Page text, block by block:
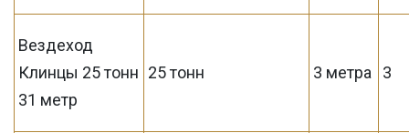
Вездеход
Клинцы 25 тонн
31 метр
25 тонн 3 метра 3